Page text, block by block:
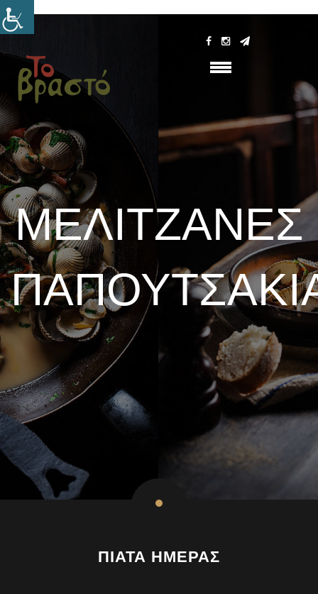
ΜΕΛΙΤΖΆΝΕΣ
ΠΙΑΤΑ ΗΜΕΡΑΣ